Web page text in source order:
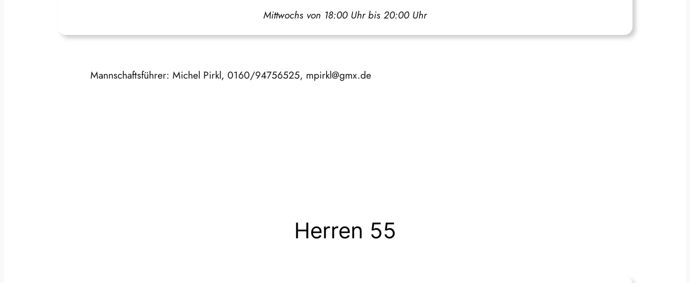
Mittwochs von 18:00 Uhr bis 20:00 Uhr
Mannschaftsführer: Michel Pirkl, 0160/94756525, mpirkl@gmx.de
Herren 55